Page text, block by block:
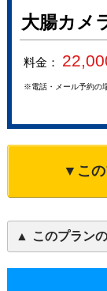
大腸カメ
料金：
※電話・メール予約の
▼この
このプラン